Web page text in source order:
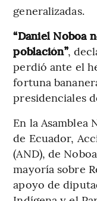
generalizadas.
“Daniel Noboa
población”,
perdió ante el
fortuna
presidenciales
En la Asamblea
de Ecuador,
(AND), de
mayoría sobre
apoyo de